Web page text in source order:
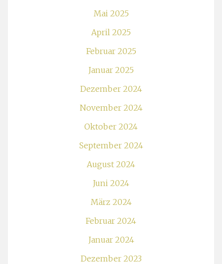
Mai 2025
April 2025
Februar 2025
Januar 2025
Dezember 2024
November 2024
Oktober 2024
September 2024
August 2024
Juni 2024
März 2024
Februar 2024
Januar 2024
Dezember 2023